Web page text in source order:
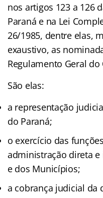
nos artigos 123 a 126
Paraná e na Lei
26/1985, dentre elas,
exaustivo, as
Regulamento Geral do
São elas:
a representação
do Paraná;
o exercício das
administração direta
e dos Municípios;
a cobrança judicial da